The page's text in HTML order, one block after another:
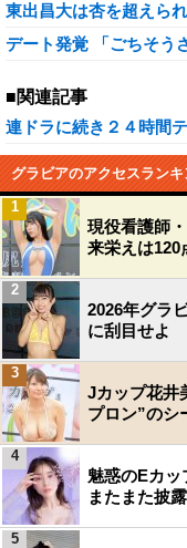
東出昌大は杏を超えら
デート発覚 「ごちそう
■関連記事
連ドラに続き２４時間
グラビアのアクセスランキ
現役看護師
来栄えは120
1
2026年グラ
に刮目せよ
2
Jカップ花井
プロン”のシ
3
魅惑のEカ
またまた披露
4
5